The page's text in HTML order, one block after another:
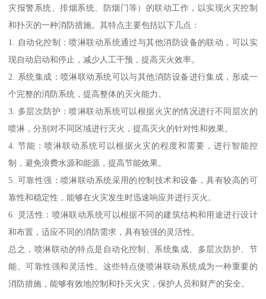
灾报警系统、排烟系统、防烟门等）的联动工作，以实现火灾控制
和扑灭的一种消防措施。其特点主要包括以下几点：
1. 自动化控制：喷淋联动系统通过与其他消防设备的联动，可以实
现自动启动和停止，减少人工干预，提高灭火效率。
2. 系统集成：喷淋联动系统可以与其他消防设备进行集成，形成一
个完整的消防系统，提高整体的灭火能力。
3. 多层次防护：喷淋联动系统可以根据火灾的情况进行不同层次的
喷淋，分别对不同区域进行灭火，提高灭火的针对性和效果。
4. 节能：喷淋联动系统可以根据火灾的程度和需要，进行智能控
制，避免浪费水源和能源，提高节能效果。
5. 可靠性强：喷淋联动系统采用的控制技术和设备，具有较高的可
靠性和稳定性，能够在火灾发生时迅速响应并进行灭火。
6. 灵活性：喷淋联动系统可以根据不同的建筑结构和用途进行设计
和布置，适应不同的消防需求，具有较强的灵活性。
总之，喷淋联动的特点是自动化控制、系统集成、多层次防护、节
能、可靠性强和灵活性。这些特点使喷淋联动系统成为一种重要的
消防措施，能够有效地控制和扑灭火灾，保护人员和财产的安全。